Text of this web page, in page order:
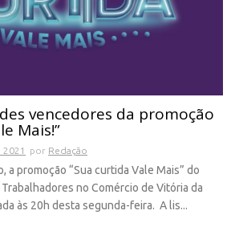
vencedores da promoção
Mais!”
2021 por Redação
a promoção “Sua curtida Vale Mais” do
Trabalhadores no Comércio de Vitória da
às 20h desta segunda-feira. A lis...